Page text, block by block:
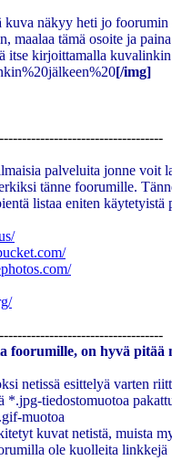
kuva näkyy heti jo foorumin
maalaa tämä osoite ja paina
itse kirjoittamalla kuvalinkin
[/img]
palveluita jonne voit
tänne foorumille.
listaa eniten käytetyistä
on hyvä pitää
netissä esittelyä varten
*.jpg-tiedostomuotoa
muotoa
kuvat netistä, muista
ole kuolleita linkkejä